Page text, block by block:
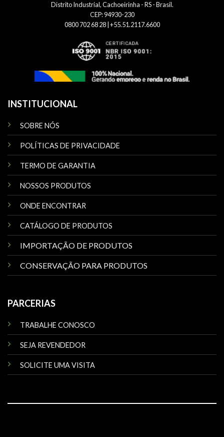
Distrito Industrial, Cachoeirinha - RS - Brasil.
CEP: 94930-230
0800 702 68 28 | +55.51.2117.6600
INSTITUCIONAL
SOBRE NÓS
POLÍTICAS DE PRIVACIDADE
TERMO DE GARANTIA
NOSSOS PRODUTOS
ONDE ENCONTRAR
CATÁLOGO DE PRODUTOS
IMPORTAÇÃO DE PRODUTOS
CONSERVAÇÃO PARA PRODUTOS
PARCERIAS
TRABALHE CONOSCO
SEJA REVENDEDOR
SOLICITE UMA VISITA